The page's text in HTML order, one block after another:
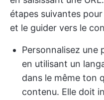
étapes suivantes
et le guider vers le
Personnalisez une
en utilisant un
dans le même ton
contenu. Elle doit